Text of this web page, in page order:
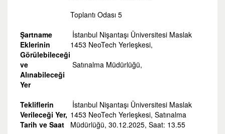
Toplantı Odası 5
Şartname
Eklerinin
Görülebileceği
ve
Alınabileceği
Yer
İstanbul Nişantaşı Üniversitesi Maslak
1453 NeoTech Yerleşkesi,
Satınalma Müdürlüğü,
Tekliflerin
Verileceği Yer,
Tarih ve Saat
İstanbul Nişantaşı Üniversitesi Maslak
1453 NeoTech Yerleşkesi, Satınalma
Müdürlüğü, 30.12.2025, Saat: 13.55